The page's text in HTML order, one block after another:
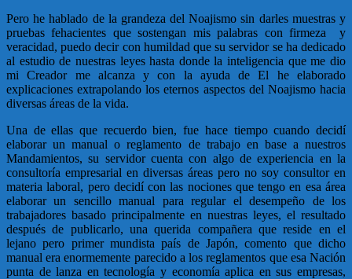
Pero he hablado de la grandeza del Noajismo sin darles muestras y
pruebas fehacientes que sostengan mis palabras con firmeza y
veracidad, puedo decir con humildad que su servidor se ha dedicado
al estudio de nuestras leyes hasta donde la inteligencia que me dio
mi Creador me alcanza y con la ayuda de El he elaborado
explicaciones extrapolando los eternos aspectos del Noajismo hacia
diversas áreas de la vida.
Una de ellas que recuerdo bien, fue hace tiempo cuando decidí
elaborar un manual o reglamento de trabajo en base a nuestros
Mandamientos, su servidor cuenta con algo de experiencia en la
consultoría empresarial en diversas áreas pero no soy consultor en
materia laboral, pero decidí con las nociones que tengo en esa área
elaborar un sencillo manual para regular el desempeño de los
trabajadores basado principalmente en nuestras leyes, el resultado
después de publicarlo, una querida compañera que reside en el
lejano pero primer mundista país de Japón, comento que dicho
manual era enormemente parecido a los reglamentos que esa Nación
punta de lanza en tecnología y economía aplica en sus empresas,